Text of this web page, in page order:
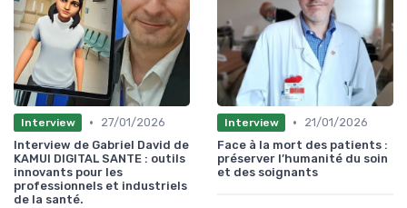
Interview •
27/01/2026
Interview de Gabriel David de
KAMUI DIGITAL SANTE : outils
innovants pour les
professionnels et industriels
de la santé.
Interview •
21/01/2026
Face à la mort des patients :
préserver l’humanité du soin
et des soignants